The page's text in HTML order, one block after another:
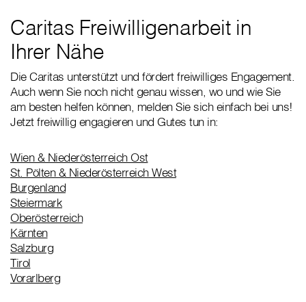
Caritas Freiwilligenarbeit in
Ihrer Nähe
Die Caritas unterstützt und fördert freiwilliges Engagement.
Auch wenn Sie noch nicht genau wissen, wo und wie Sie
am besten helfen können, melden Sie sich einfach bei uns!
Jetzt freiwillig engagieren und Gutes tun in:
Wien & Niederösterreich Ost
St. Pölten & Niederösterreich West
Burgenland
Steiermark
Oberösterreich
Kärnten
Salzburg
Tirol
Vorarlberg